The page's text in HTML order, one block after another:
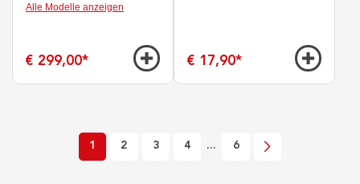
Alle Modelle anzeigen
€ 299,00* € 17,90*
1 2 3 4 ... 6